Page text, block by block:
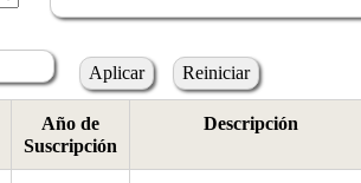
Año de
Suscripción
Descripción